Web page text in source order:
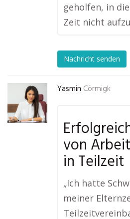
geholfen, in
Zeit nicht
Nachricht senden
Yasmin Cörmigk
von
in Teilzeit
„Ich hatte
meiner